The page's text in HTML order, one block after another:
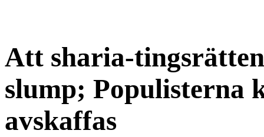
Att sharia-
slump; Populisterna
avskaffas